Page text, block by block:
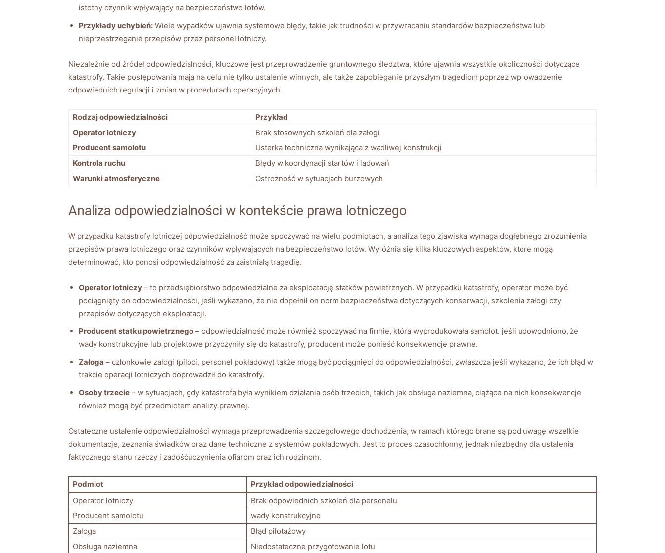
istotny czynnik wpływający na bezpieczeństwo lotów.
Przykłady uchybień: Wiele wypadków ujawnia systemowe błędy, takie jak trudności w przywracaniu standardów bezpieczeństwa lub
nieprzestrzeganie przepisów przez personel lotniczy.
Niezależnie od źródeł odpowiedzialności, kluczowe jest przeprowadzenie gruntownego śledztwa, które ujawnia wszystkie okoliczności dotyczące
katastrofy. Takie postępowania mają na celu nie tylko ustalenie winnych, ale także zapobieganie przyszłym tragediom poprzez wprowadzenie
odpowiednich regulacji i zmian w procedurach operacyjnych.
Rodzaj odpowiedzialności
Przykład
Operator lotniczy
Brak stosownych szkoleń dla załogi
Producent samolotu
Usterka techniczna wynikająca z wadliwej konstrukcji
Kontrola ruchu
Błędy w koordynacji startów i lądowań
Warunki atmosferyczne
Ostrożność w sytuacjach burzowych
Analiza odpowiedzialności w kontekście prawa lotniczego
W przypadku katastrofy lotniczej odpowiedzialność może spoczywać na wielu podmiotach, a analiza tego zjawiska wymaga dogłębnego zrozumienia
przepisów prawa lotniczego oraz czynników wpływających na bezpieczeństwo lotów. Wyróżnia się kilka kluczowych aspektów, które mogą
determinować, kto ponosi odpowiedzialność za zaistniałą tragedię.
Operator lotniczy – to przedsiębiorstwo odpowiedzialne za eksploatację statków powietrznych. W przypadku katastrofy, operator może być
pociągnięty do odpowiedzialności, jeśli wykazano, że nie dopełnił on norm bezpieczeństwa dotyczących konserwacji, szkolenia załogi czy
przepisów dotyczących eksploatacji.
Producent statku powietrznego – odpowiedzialność może również spoczywać na firmie, która wyprodukowała samolot. jeśli udowodniono, że
wady konstrukcyjne lub projektowe przyczyniły się do katastrofy, producent może ponieść konsekwencje prawne.
Załoga – członkowie załogi (piloci, personel pokładowy) także mogą być pociągnięci do odpowiedzialności, zwłaszcza jeśli wykazano, że ich błąd w
trakcie operacji lotniczych doprowadził do katastrofy.
Osoby trzecie – w sytuacjach, gdy katastrofa była wynikiem działania osób trzecich, takich jak obsługa naziemna, ciążące na nich konsekwencje
również mogą być przedmiotem analizy prawnej.
Ostateczne ustalenie odpowiedzialności wymaga przeprowadzenia szczegółowego dochodzenia, w ramach którego brane są pod uwagę wszelkie
dokumentacje, zeznania świadków oraz dane techniczne z systemów pokładowych. Jest to proces czasochłonny, jednak niezbędny dla ustalenia
faktycznego stanu rzeczy i zadośćuczynienia ofiarom oraz ich rodzinom.
Podmiot
Przykład odpowiedzialności
Operator lotniczy
Brak odpowiednich szkoleń dla personelu
Producent samolotu
wady konstrukcyjne
Załoga
Błąd pilotażowy
Obsługa naziemna
Niedostateczne przygotowanie lotu